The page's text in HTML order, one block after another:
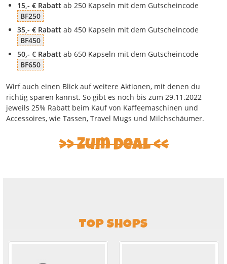
15,- € Rabatt ab 250 Kapseln mit dem Gutscheincode
BF250
35,- € Rabatt ab 450 Kapseln mit dem Gutscheincode
BF450
50,- € Rabatt ab 650 Kapseln mit dem Gutscheincode
BF650
Wirf auch einen Blick auf weitere Aktionen, mit denen du
richtig sparen kannst. So gibt es noch bis zum 29.11.2022
jeweils 25% Rabatt beim Kauf von Kaffeemaschinen und
Accessoires, wie Tassen, Travel Mugs und Milchschäumer.
Zum Deal
TOP SHOPS